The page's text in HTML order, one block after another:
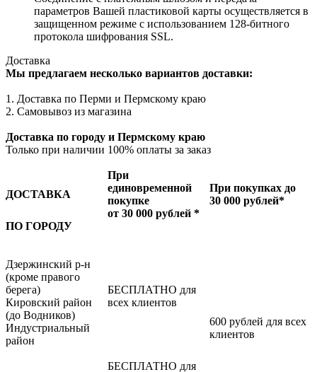
параметров Вашей пластиковой карты осуществляется в
защищенном режиме с использованием 128-битного
протокола шифрования SSL.
Доставка
Мы предлагаем несколько вариантов доставки:
1. Доставка по Перми и Пермскому краю
2. Самовывоз из магазина
Доставка по городу и Пермскому краю
Только при наличии 100% оплаты за заказ
ДОСТАВКА
При
единовременной
покупке
от 30 000 рублей *
При покупках до
30 000 рублей*
ПО ГОРОДУ
Дзержинский р-н
(кроме правого
берега)
Кировский район
(до Водников)
Индустриальный
район
БЕСПЛАТНО для
всех клиентов
БЕСПЛАТНО для
600 рублей для всех
клиентов